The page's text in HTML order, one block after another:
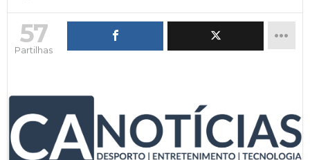
57
Partilhas